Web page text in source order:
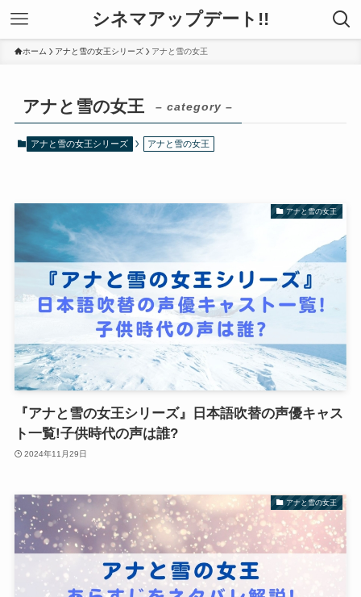
シネマアップデート!!
ホーム アナと雪の女王シリーズ アナと雪の女王
アナと雪の女王 – category –
アナと雪の女王シリーズ アナと雪の女王
アナと雪の女王
『アナと雪の女王シリーズ』日本語吹替の声優キャス
ト一覧!子供時代の声は誰?
2024年11月29日
アナと雪の女王